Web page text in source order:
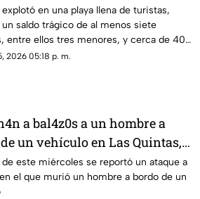
y heridos
en una playa llena de turistas,
saldo trágico de al menos siete
entre ellos tres menores, y cerca de 40
2026 05:18 p. m.
a bal4z0s a un hombre a
un vehículo en Las Quintas,
de este miércoles se reportó un ataque a
el que murió un hombre a bordo de un